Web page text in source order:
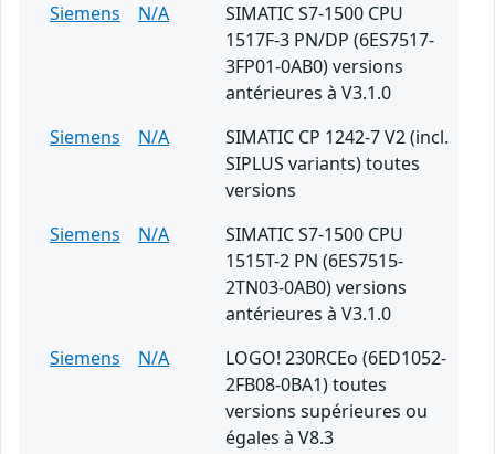
Siemens
N/A
SIMATIC S7-1500 CPU
1517F-3 PN/DP (6ES7517-
3FP01-0AB0) versions
antérieures à V3.1.0
Siemens
N/A
SIMATIC CP 1242-7 V2 (incl.
SIPLUS variants) toutes
versions
Siemens
N/A
SIMATIC S7-1500 CPU
1515T-2 PN (6ES7515-
2TN03-0AB0) versions
antérieures à V3.1.0
Siemens
N/A
LOGO! 230RCEo (6ED1052-
2FB08-0BA1) toutes
versions supérieures ou
égales à V8.3